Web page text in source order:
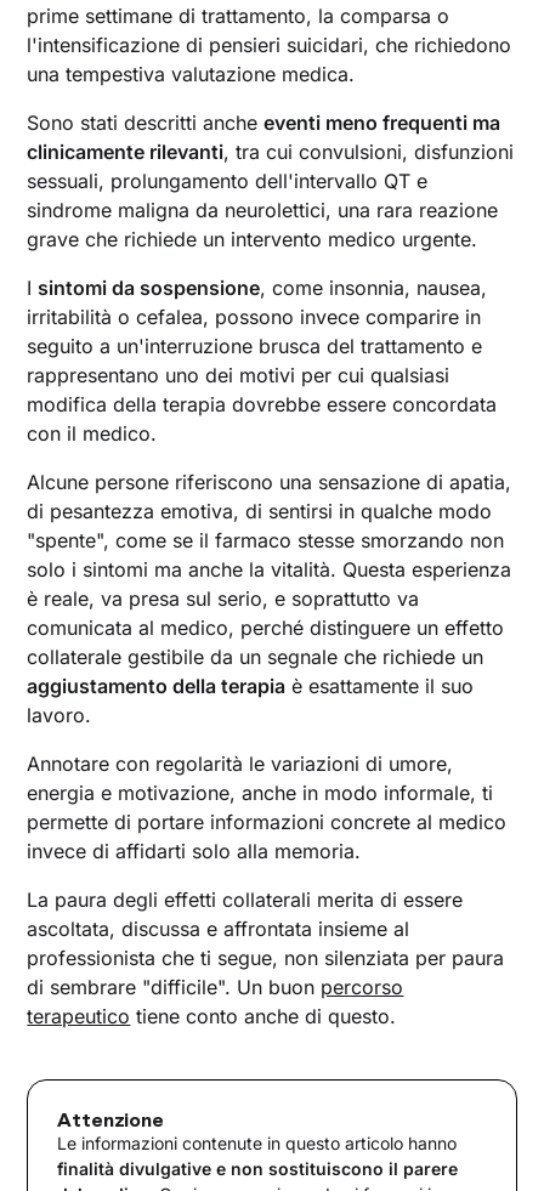
prime settimane di trattamento, la comparsa o
l'intensificazione di pensieri suicidari, che richiedono
una tempestiva valutazione medica.
Sono stati descritti ancheeventi meno frequenti ma
clinicamente rilevanti, tra cui convulsioni, disfunzioni
sessuali, prolungamento dell'intervallo QT e
sindrome maligna da neurolettici, una rara reazione
grave che richiede un intervento medico urgente.
I sintomi da sospensione, come insonnia, nausea,
irritabilità o cefalea, possono invece comparire in
seguito a un'interruzione brusca del trattamento e
rappresentano uno dei motivi per cui qualsiasi
modifica della terapia dovrebbe essere concordata
con il medico.
Alcune persone riferiscono una sensazione di apatia,
di pesantezza emotiva, di sentirsi in qualche modo
"spente", come se il farmaco stesse smorzando non
solo i sintomi ma anche la vitalità. Questa esperienza
è reale, va presa sul serio, e soprattutto va
comunicata al medico, perché distinguere un effetto
collaterale gestibile da un segnale che richiede un
aggiustamento della terapia è esattamente il suo
lavoro.
Annotare con regolarità le variazioni di umore,
energia e motivazione, anche in modo informale, ti
permette di portare informazioni concrete al medico
invece di affidarti solo alla memoria.
La paura degli effetti collaterali merita di essere
ascoltata, discussa e affrontata insieme al
professionista che ti segue, non silenziata per paura
di sembrare "difficile". Un buon percorso
terapeutico tiene conto anche di questo.
Attenzione
Le informazioni contenute in questo articolo hanno
finalità divulgative e non sostituiscono il parere